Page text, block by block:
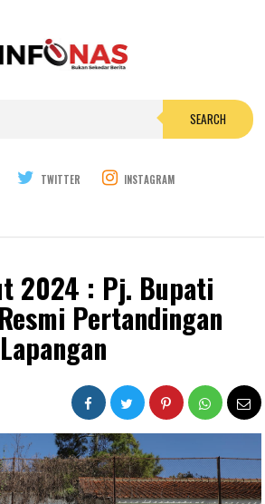
SEARCH
TWITTER INSTAGRAM
2024 : Pj. Bupati
Pertandingan